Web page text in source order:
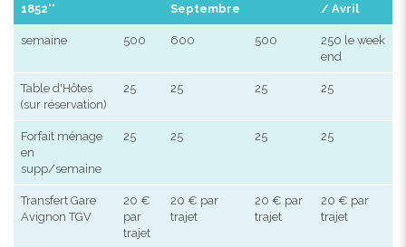
1852'' Septembre / Avril
semaine 500 600 500
250 le week
end
Table d'Hôtes
(sur réservation)
25 25 25 25
Forfait ménage
en
supp/semaine
25 25 25 25
Transfert Gare
Avignon TGV
20 €
par
trajet
20 € par
trajet
20 € par
trajet
20 € par
trajet